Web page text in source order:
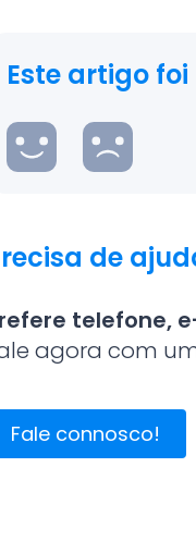
Este artigo
de
telefone,
agora com
Fale connosco!